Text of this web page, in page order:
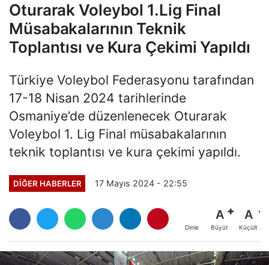
Oturarak Voleybol 1.Lig Final
Müsabakalarının Teknik
Toplantısı ve Kura Çekimi Yapıldı
Türkiye Voleybol Federasyonu tarafından
17-18 Nisan 2024 tarihlerinde
Osmaniye’de düzenlenecek Oturarak
Voleybol 1. Lig Final müsabakalarının
teknik toplantısı ve kura çekimi yapıldı.
DIĞER HABERLER 17 Mayıs 2024 - 22:55
Dinle
A
Büyüt
A
Küçült